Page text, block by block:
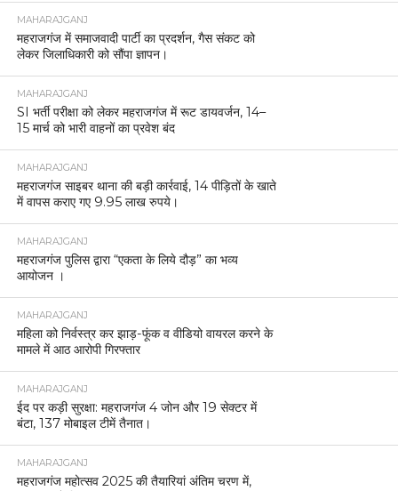
MAHARAJGANJ
महराजगंज में समाजवादी पार्टी का प्रदर्शन, गैस संकट को
लेकर जिलाधिकारी को सौंपा ज्ञापन।
MAHARAJGANJ
SI भर्ती परीक्षा को लेकर महराजगंज में रूट डायवर्जन, 14–
15 मार्च को भारी वाहनों का प्रवेश बंद
MAHARAJGANJ
महराजगंज साइबर थाना की बड़ी कार्रवाई, 14 पीड़ितों के खाते
में वापस कराए गए 9.95 लाख रुपये।
MAHARAJGANJ
महराजगंज पुलिस द्वारा “एकता के लिये दौड़” का भव्य
आयोजन ।
MAHARAJGANJ
महिला को निर्वस्त्र कर झाड़-फूंक व वीडियो वायरल करने के
मामले में आठ आरोपी गिरफ्तार
MAHARAJGANJ
ईद पर कड़ी सुरक्षा: महराजगंज 4 जोन और 19 सेक्टर में
बंटा, 137 मोबाइल टीमें तैनात।
MAHARAJGANJ
महराजगंज महोत्सव 2025 की तैयारियां अंतिम चरण में,